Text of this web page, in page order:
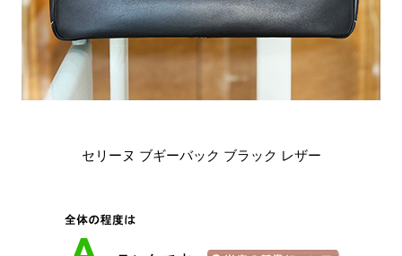
セリーヌ ブギーバック ブラック レザー